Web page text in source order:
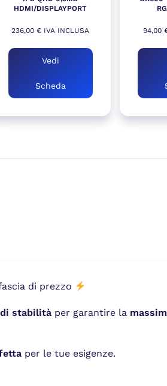
HDMI/DISPLAYPORT
236,00€ IVA INCLUSA
Vedi
Scheda
94,00
di prezzo
stabilità per garantire la
per le tue esigenze.